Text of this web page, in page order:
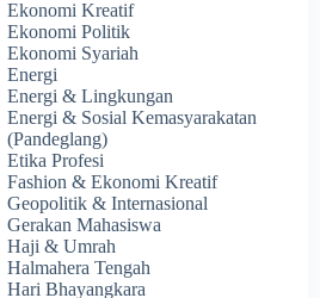
Ekonomi Kreatif
Ekonomi Politik
Ekonomi Syariah
Energi
Energi & Lingkungan
Energi & Sosial Kemasyarakatan
(Pandeglang)
Etika Profesi
Fashion & Ekonomi Kreatif
Geopolitik & Internasional
Gerakan Mahasiswa
Haji & Umrah
Halmahera Tengah
Hari Bhayangkara